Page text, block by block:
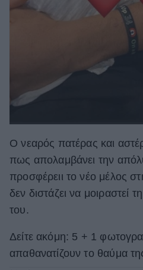
Ο νεαρός πατέρας και
πως απολαμβάνει την
προσφέρειι το νέο μέλος
δεν διστάζει να μοιραστεί
του.
Δείτε ακόμη: 5 + 1
απαθανατίζουν το θαύμα